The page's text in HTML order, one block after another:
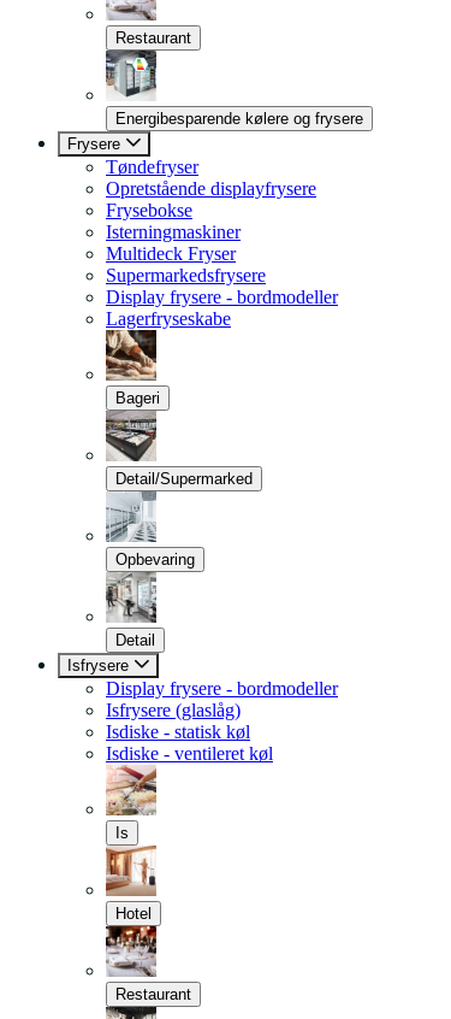
Restaurant
Energibesparende kølere og frysere
Frysere
Tøndefryser
Opretstående displayfrysere
Frysebokse
Isterningmaskiner
Multideck Fryser
Supermarkedsfrysere
Display frysere - bordmodeller
Lagerfryseskabe
Bageri
Detail/Supermarked
Opbevaring
Detail
Isfrysere
Display frysere - bordmodeller
Isfrysere (glaslåg)
Isdiske - statisk køl
Isdiske - ventileret køl
Is
Hotel
Restaurant